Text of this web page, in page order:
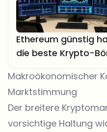
Ethereum günstig
die beste Krypto-
Makroökonomischer
Marktstimmung
Der breitere
vorsichtige Haltung